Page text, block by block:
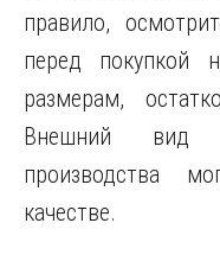
правило,
перед покупкой
размерам,
Внешний вид
производства
качестве.